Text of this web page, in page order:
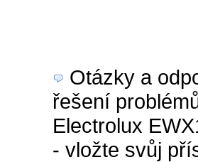
Otázky a
řešení
Electrolux
- vložte svůj